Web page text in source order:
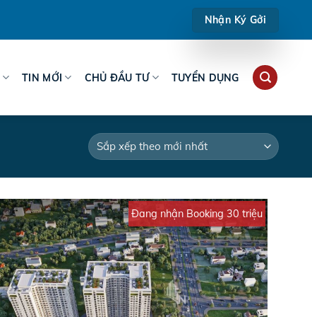
Nhận Ký Gởi
TIN MỚI CHỦ ĐẦU TƯ TUYỂN DỤNG
Đang nhận Booking 30 triệu